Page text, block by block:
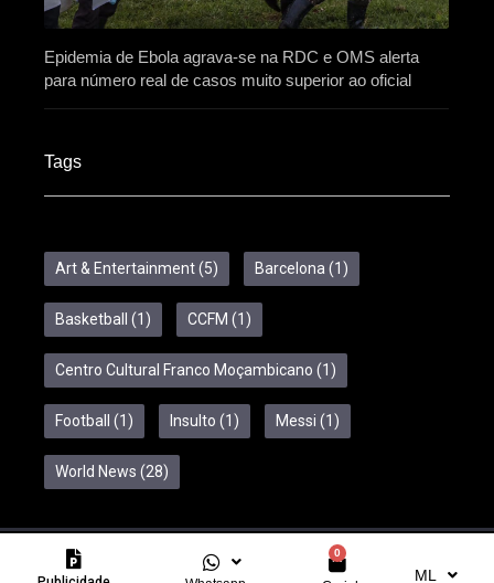
0
ML
Epidemia de Ebola agrava-se na RDC e OMS alerta
para número real de casos muito superior ao oficial
Tags
Art & Entertainment(5) Barcelona (1)
Basketball (1) CCFM (1)
Centro Cultural Franco Moçambicano (1)
Football (1) Insulto (1) Messi (1)
World News (28)
Copyright © 2024 Feelcom. All Rights Reserved.